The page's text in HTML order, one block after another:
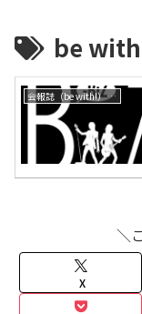
be
会報誌（be with!）一覧
＼
X